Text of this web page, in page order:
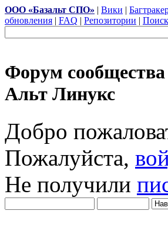
ООО «Базальт СПО» | Вики |
обновления | FAQ | Репозитории |
Форум сообщества
Альт Линукс
Добро
Пожалуйста,
Не получили